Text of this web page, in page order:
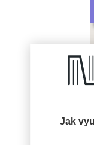
Jak